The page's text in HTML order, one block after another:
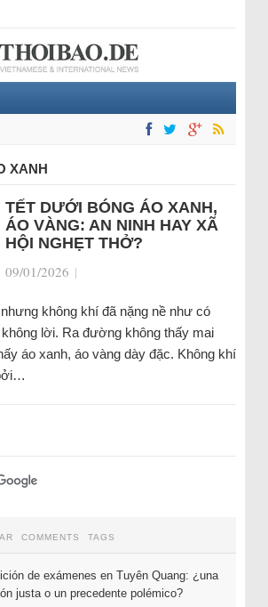
XANH
TẾT DƯỚI BÓNG ÁO XANH,
ÁO VÀNG: AN NINH HAY XÃ
HỘI NGHẸT THỞ?
09/01/2026 |
không khí đã nặng nề như có
lời. Ra đường không thấy mai
áo xanh, áo vàng dày đặc. Không khí
COMMENTS TAGS
de exámenes en Tuyên Quang: ¿una
justa o un precedente polémico?